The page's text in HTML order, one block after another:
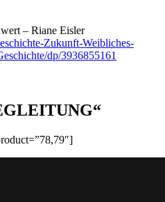
– Riane Eisler
Zukunft-Weibliches-
dp/3936855161